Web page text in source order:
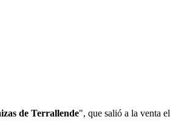
de Terrallende", que salió a la venta el